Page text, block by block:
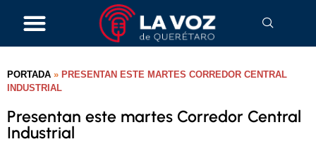
PORTADA » PRESENTAN ESTE MARTES CORREDOR CENTRAL
INDUSTRIAL
Presentan este martes Corredor Central
Industrial